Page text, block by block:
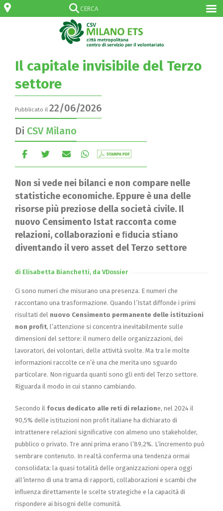
Il capitale invisibile del Terzo
settore
Pubblicato il 22/06/2026
Di CSV Milano
Non si vede nei bilanci e non compare nelle
statistiche economiche. Eppure è una delle
risorse più preziose della società civile. Il
nuovo Censimento Istat racconta come
relazioni, collaborazioni e ﬁducia stiano
diventando il vero asset del Terzo settore
di Elisabetta Bianchetti, da VDossier
Ci sono numeri che misurano una presenza. E numeri che
raccontano una trasformazione. Quando l’Istat diﬀonde i primi
risultati del nuovo Censimento permanente delle istituzioni
non proﬁt, l’attenzione si concentra inevitabilmente sulle
dimensioni del settore: il numero delle organizzazioni, dei
lavoratori, dei volontari, delle attività svolte. Ma tra le molte
informazioni raccolte ce n’è una che merita uno sguardo
particolare. Non riguarda quanti sono gli enti del Terzo settore.
Riguarda il modo in cui stanno cambiando.
Secondo il focus dedicato alle reti di relazione, nel 2024 il
90,5% delle istituzioni non proﬁt italiane ha dichiarato di
intrattenere relazioni signiﬁcative con almeno uno stakeholder,
pubblico o privato. Tre anni prima erano l’89,2%. L’incremento può
sembrare contenuto. In realtà conferma una tendenza ormai
consolidata: la quasi totalità delle organizzazioni opera oggi
all’interno di una trama di rapporti, collaborazioni e scambi che
inﬂuenza direttamente le scelte strategiche e la capacità di
rispondere ai bisogni delle comunità.